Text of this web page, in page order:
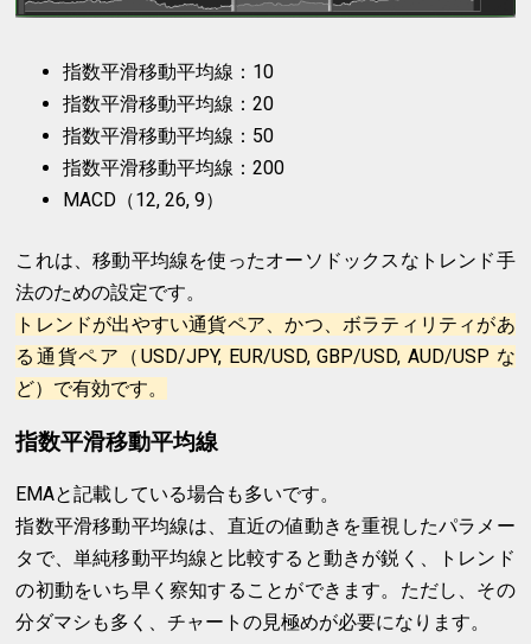
指数平滑移動平均線：10
指数平滑移動平均線：20
指数平滑移動平均線：50
指数平滑移動平均線：200
MACD（12, 26, 9）
これは、移動平均線を使ったオーソドックスなトレンド手
法のための設定です。
トレンドが出やすい通貨ペア、かつ、ボラティリティがあ
る通貨ペア（USD/JPY, EUR/USD, GBP/USD, AUD/USP な
ど）で有効です。
指数平滑移動平均線
EMAと記載している場合も多いです。
指数平滑移動平均線は、直近の値動きを重視したパラメー
タで、単純移動平均線と比較すると動きが鋭く、トレンド
の初動をいち早く察知することができます。ただし、その
分ダマシも多く、チャートの見極めが必要になります。